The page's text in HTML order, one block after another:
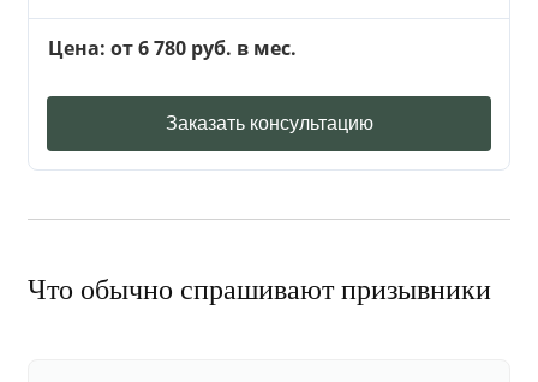
Цена: от 6 780 руб. в мес.
Заказать консультацию
Что обычно спрашивают призывники